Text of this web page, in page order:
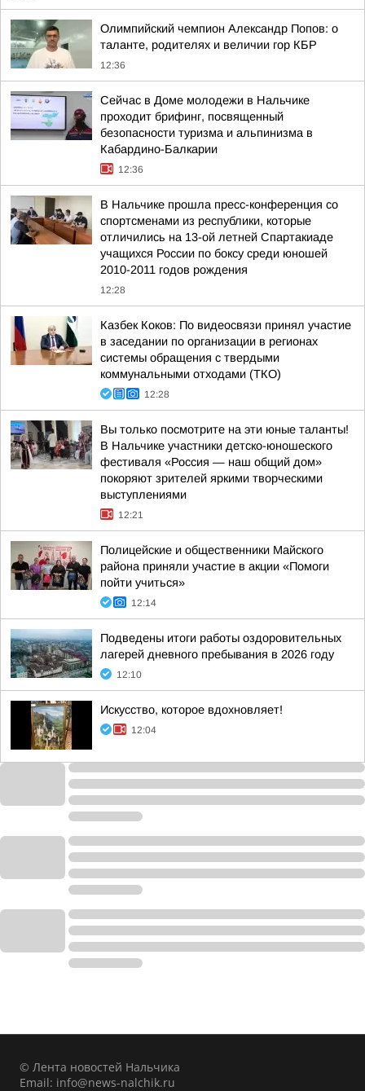
Олимпийский чемпион Александр Попов: о
таланте, родителях и величии гор КБР
12:36
Сейчас в Доме молодежи в Нальчике
проходит брифинг, посвященный
безопасности туризма и альпинизма в
Кабардино-Балкарии
12:36
В Нальчике прошла пресс-конференция со
спортсменами из республики, которые
отличились на 13-ой летней Спартакиаде
учащихся России по боксу среди юношей
2010-2011 годов рождения
12:28
Казбек Коков: По видеосвязи принял участие
в заседании по организации в регионах
системы обращения с твердыми
коммунальными отходами (ТКО)
12:28
Вы только посмотрите на эти юные таланты!
В Нальчике участники детско-юношеского
фестиваля «Россия — наш общий дом»
покоряют зрителей яркими творческими
выступлениями
12:21
Полицейские и общественники Майского
района приняли участие в акции «Помоги
пойти учиться»
12:14
Подведены итоги работы оздоровительных
лагерей дневного пребывания в 2026 году
12:10
Искусство, которое вдохновляет!
12:04
© Лента новостей Нальчика
Email: info@news-nalchik.ru